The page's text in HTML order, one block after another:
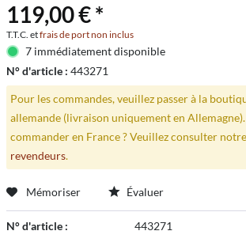
119,00 € *
T.T.C. etfrais de port non inclus
7 immédiatement disponible
N° d'article : 443271
Pour les commandes, veuillez passer à la
allemande (livraison uniquement en
commander en France ? Veuillez consulter notre
revendeurs.
Mémoriser Évaluer
N° d'article : 443271